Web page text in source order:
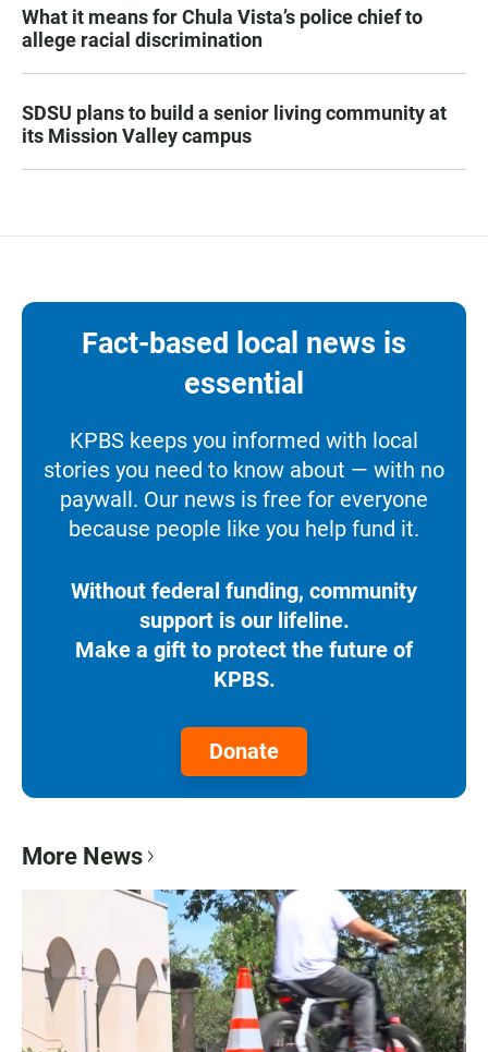
What it means for Chula Vista’s police chief to
allege racial discrimination
SDSU plans to build a senior living community at
its Mission Valley campus
Fact-based local news is
essential
KPBS keeps you informed with local
stories you need to know about — with no
paywall. Our news is free for everyone
because people like you help fund it.
Without federal funding, community
support is our lifeline.
Make a gift to protect the future of
KPBS.
Donate
More News